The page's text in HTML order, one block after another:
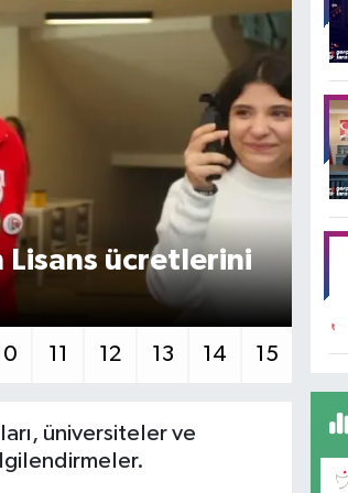
Lisans ücretlerini
11 12 13 14 15
üniversiteler ve